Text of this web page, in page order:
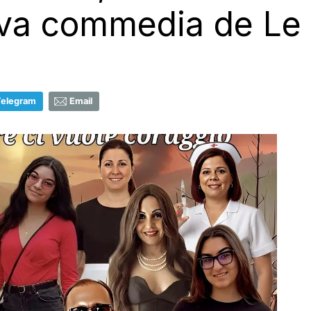
commedia de
Email